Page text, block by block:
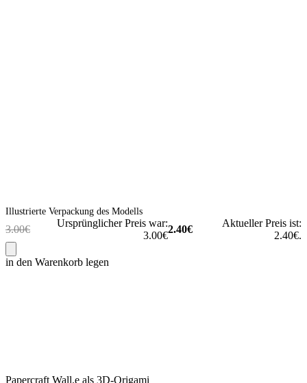
Illustrierte Verpackung des Modells
3.00€
Ursprünglicher Preis war:
3.00€
2.40€
Aktueller Preis ist:
2.40€.
in den Warenkorb legen
Papercraft Wall.e als 3D-Origami